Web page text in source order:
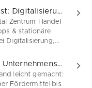
digitale
du jetzt unter
erhalten. Alle
Händler aufgepasst: Digitalisierung gratis meistern
Zentrum Handel
& stationäre
Digitalisierung,
Pflicht. Die
verlängert bis
wie KMU
Aktuelles aus der Unternehmenswelt
leicht gemacht:
Fördermittel bis